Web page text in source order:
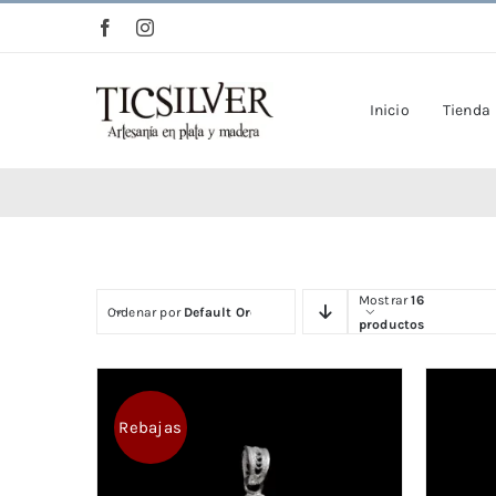
Inicio Tienda
Ordenar por Default Order
Mostrar16
productos
Rebajas